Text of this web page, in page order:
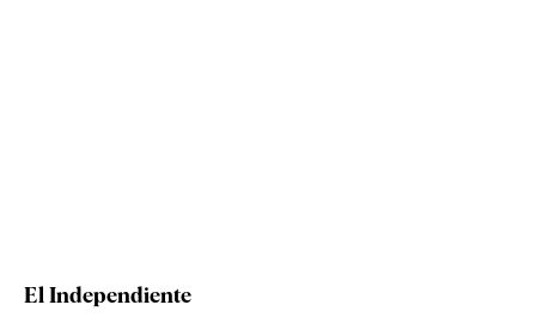
El Independiente